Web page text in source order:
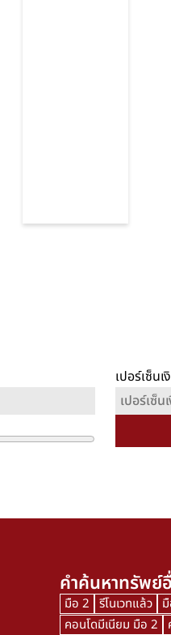
เปอร์เซ็น
คำค้นหาทรัพย์
มือ 2 รีโนเวทแล้ว
คอนโดมีเนียม มือ 2